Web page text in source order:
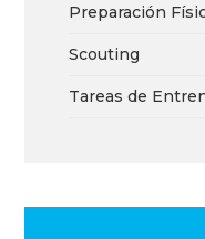
Preparación
Scouting
Tareas de